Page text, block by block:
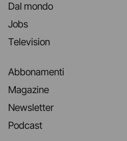
Dal mondo
Jobs
Television
Abbonamenti
Magazine
Newsletter
Podcast